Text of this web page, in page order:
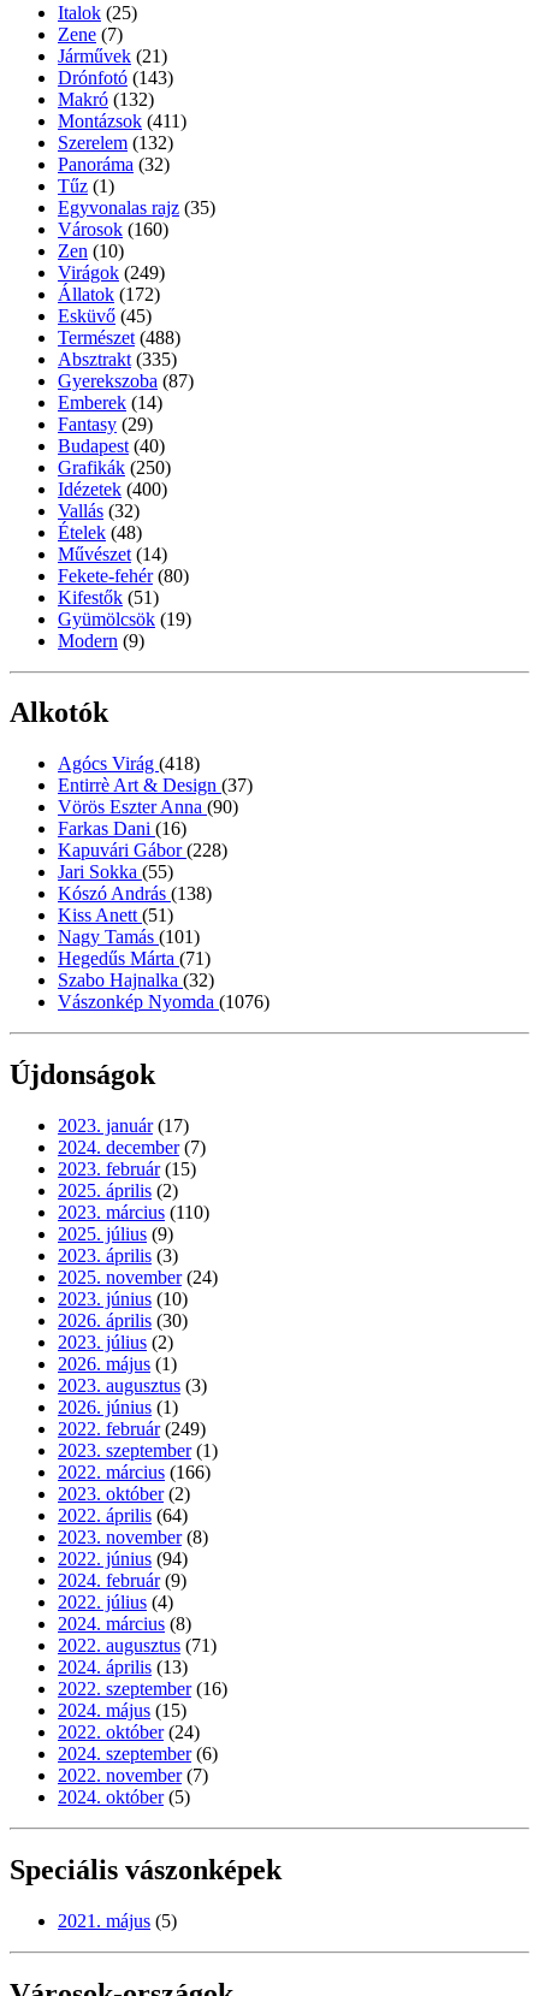
Italok (25)
Zene (7)
Járművek (21)
Drónfotó (143)
Makró (132)
Montázsok (411)
Szerelem (132)
Panoráma (32)
Tűz (1)
Egyvonalas rajz (35)
Városok (160)
Zen (10)
Virágok (249)
Állatok (172)
Esküvő (45)
Természet (488)
Absztrakt (335)
Gyerekszoba (87)
Emberek (14)
Fantasy (29)
Budapest (40)
Grafikák (250)
Idézetek (400)
Vallás (32)
Ételek (48)
Művészet (14)
Fekete-fehér (80)
Kifestők (51)
Gyümölcsök (19)
Modern (9)
Alkotók
Agócs Virág (418)
Entirrè Art & Design (37)
Vörös Eszter Anna (90)
Farkas Dani (16)
Kapuvári Gábor(228)
Jari Sokka (55)
Kószó András (138)
Kiss Anett (51)
Nagy Tamás (101)
Hegedűs Márta (71)
Szabo Hajnalka (32)
Vászonkép Nyomda (1076)
Újdonságok
2023. január (17)
2024. december (7)
2023. február (15)
2025. április (2)
2023. március (110)
2025. július (9)
2023. április (3)
2025. november (24)
2023. június (10)
2026. április (30)
2023. július (2)
2026. május (1)
2023. augusztus (3)
2026. június (1)
2022. február (249)
2023. szeptember (1)
2022. március (166)
2023. október (2)
2022. április (64)
2023. november (8)
2022. június (94)
2024. február (9)
2022. július (4)
2024. március (8)
2022. augusztus (71)
2024. április (13)
2022. szeptember (16)
2024. május (15)
2022. október (24)
2024. szeptember (6)
2022. november (7)
2024. október (5)
Speciális vászonképek
2021. május (5)